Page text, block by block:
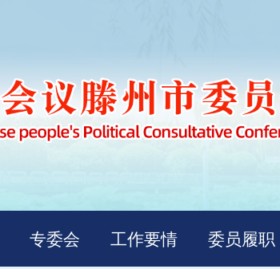
专委会 工作要情 委员履职